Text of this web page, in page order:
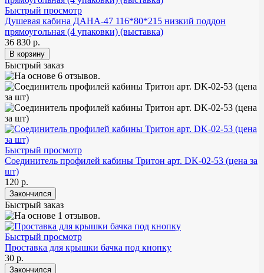
Быстрый просмотр
Душевая кабина ДАНА-47 116*80*215 низкий поддон
прямоугольная (4 упаковки) (выставка)
36 830 р.
Быстрый заказ
Быстрый просмотр
Соединитель профилей кабины Тритон арт. DK-02-53 (цена за
шт)
120 р.
Быстрый заказ
Быстрый просмотр
Проставка для крышки бачка под кнопку
30 р.